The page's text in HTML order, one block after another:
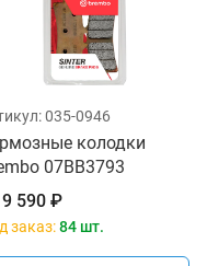
035-0946
колодки
07BB3793
9 590 ₽
заказ:84 шт.